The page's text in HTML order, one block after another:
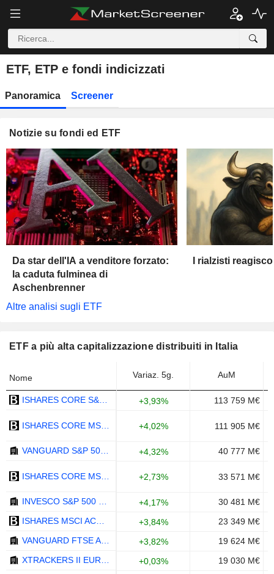
ETF, ETP e fondi indicizzati
Panoramica Screener
Notizie su fondi ed ETF
Da star dell'IA a venditore forzato:
la caduta fulminea di
Aschenbrenner
I rialzisti
Altre analisi sugli ETF
ETF a più alta capitalizzazione distribuiti in Italia
Nome Variaz. 5g. AuM
+3,93% 113 759 M€
+4,02% 111 905 M€
+4,32% 40 777 M€
+2,73% 33 571 M€
+4,17%
30 481 M€
+3,84%
23 349 M€
+3,82%
19 624 M€
+0,03%
19 030 M€